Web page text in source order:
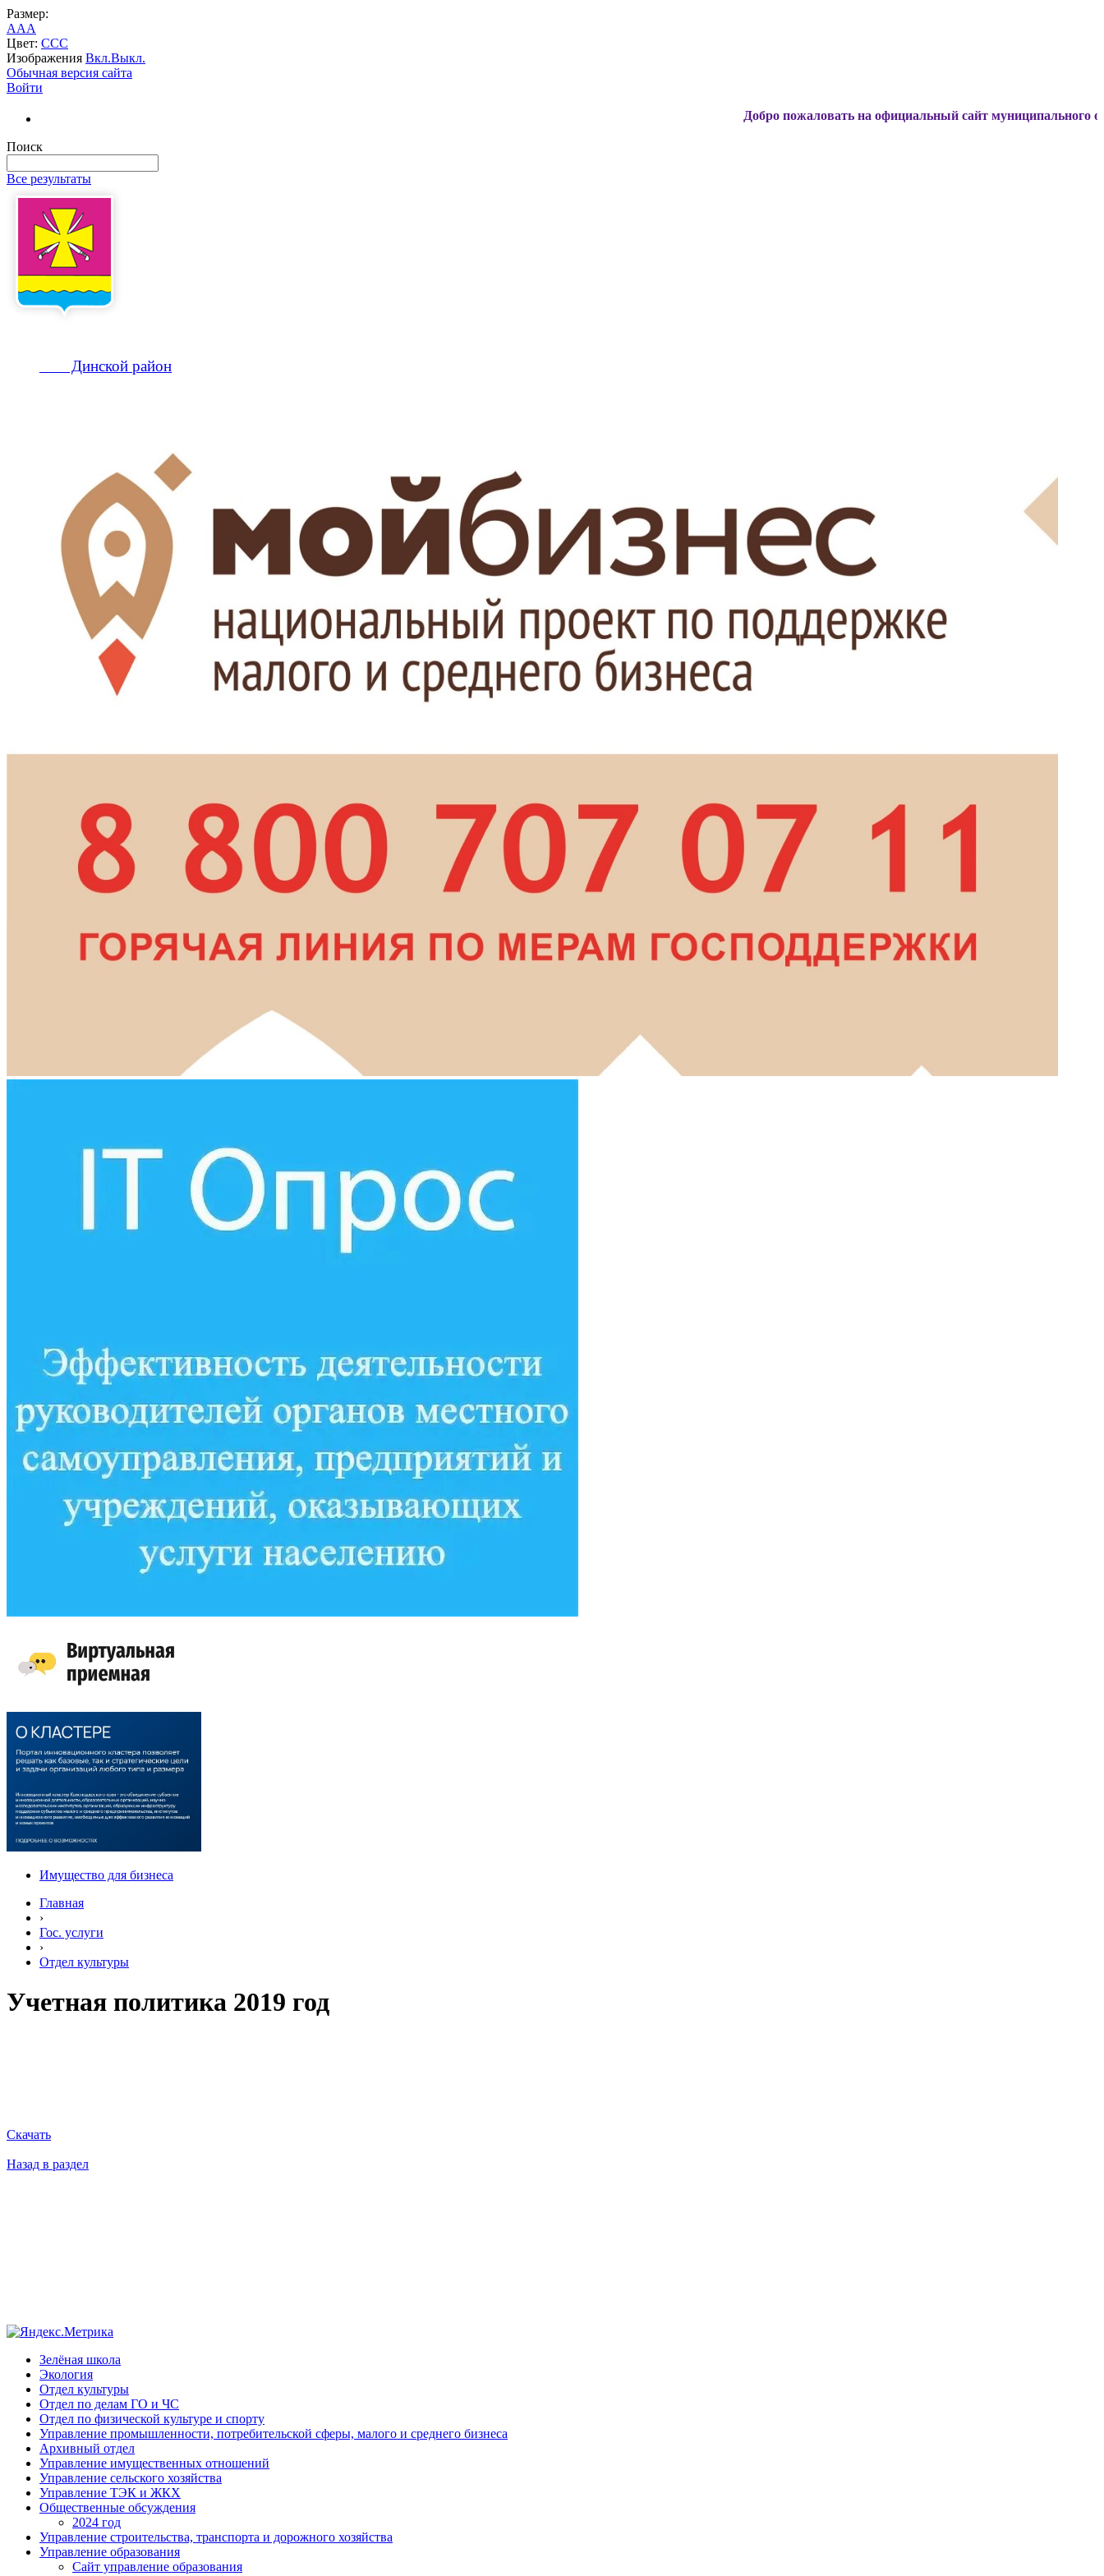
Размер:
AAA
Цвет: CCC
Изображения Вкл.Выкл.
Обычная версия сайта
Войти
Добро пожаловать на официальный сайт муниципального
Поиск
Все результаты
Динской район
Имущество для бизнеса
Главная
›
Гос. услуги
›
Отдел культуры
Учетная политика 2019 год
Скачать
Назад в раздел
Зелёная школа
Экология
Отдел культуры
Отдел по делам ГО и ЧС
Отдел по физической культуре и спорту
Управление промышленности, потребительской сферы, малого и среднего бизнеса
Архивный отдел
Управление имущественных отношений
Управление сельского хозяйства
Управление ТЭК и ЖКХ
Общественные обсуждения
2024 год
Управление строительства, транспорта и дорожного хозяйства
Управление образования
Сайт управление образования